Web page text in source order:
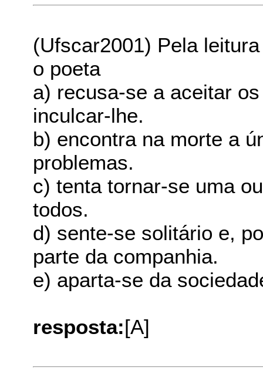
(Ufscar2001) Pela
o poeta
a) recusa-se a aceitar
inculcar-lhe.
b) encontra na morte a
problemas.
c) tenta tornar-se uma
todos.
d) sente-se solitário e,
parte da companhia.
e) aparta-se da
resposta:[A]